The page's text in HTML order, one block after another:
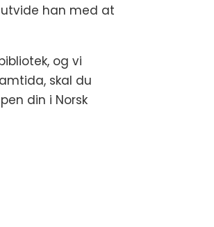
utvide han med at
og vi
skal du
din i Norsk